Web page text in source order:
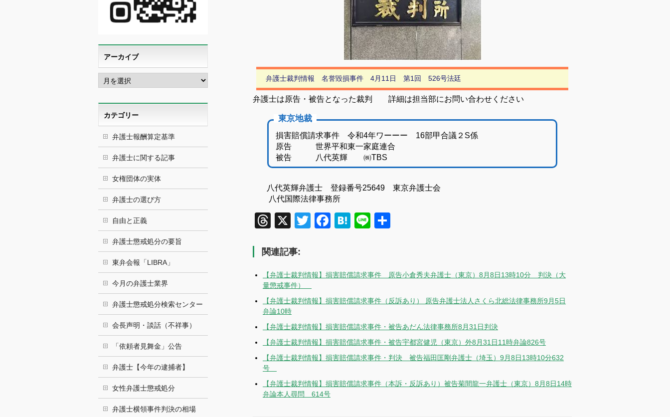
弁護士裁判情報 名誉毀損事件 4月11日 第1回 526号法廷
弁護士は原告・被告となった裁判 詳細は担当部にお問い合わせください
東京地裁
損害賠償請求事件 令和4年ワーーー 16部甲合議２S係
原告 世界平和東一家庭連合
被告 八代英輝 ㈱TBS
八代英輝弁護士 登録番号25649 東京弁護士会
八代国際法律事務所
Threads
X TwitterFacebook
Hatena
Line
関連記事:
【弁護士裁判情報】損害賠償請求事件 原告小倉秀夫弁護士（東京）8月8日13時10分 判決（大
量懲戒事件）
【弁護士裁判情報】損害賠償請求事件（反訴あり） 原告弁護士法人さくら北総法律事務所9月5日
弁論10時
【弁護士裁判情報】損害賠償請求事件・被告あだん法律事務所8月31日判決
【弁護士裁判情報】損害賠償請求事件・被告宇都宮健児（東京）外8月31日11時弁論826号
【弁護士裁判情報】損害賠償請求事件・判決 被告福田匡剛弁護士（埼玉）9月8日13時10分632
号
【弁護士裁判情報】損害賠償請求事件（本訴・反訴あり）被告菊間龍一弁護士（東京）8月8日14時
弁論本人尋問 614号
アーカイブ
ア
ー
イ
ブカテゴリー
弁護士報酬算定基準
弁護士に関する記事
女権団体の実体
弁護士の選び方
自由と正義
弁護士懲戒処分の要旨
東弁会報「LIBRA」
今月の弁護士業界
弁護士懲戒処分検索センター
会長声明・談話（不祥事）
「依頼者見舞金」公告
弁護士【今年の逮捕者】
女性弁護士懲戒処分
弁護士横領事件判決の相場